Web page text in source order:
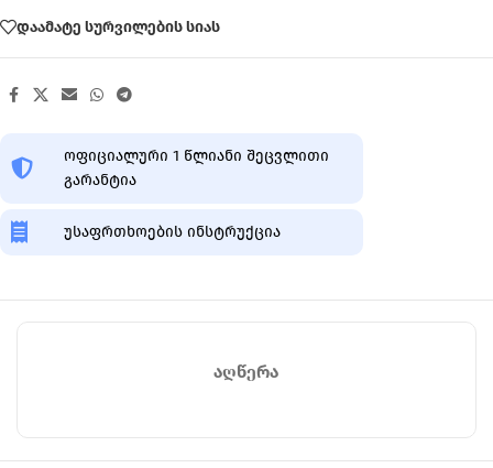
დაამატე სურვილების სიას
ოფიციალური 1 წლიანი შეცვლითი
გარანტია
უსაფრთხოების ინსტრუქცია
ᲐᲦᲬᲔᲠᲐ